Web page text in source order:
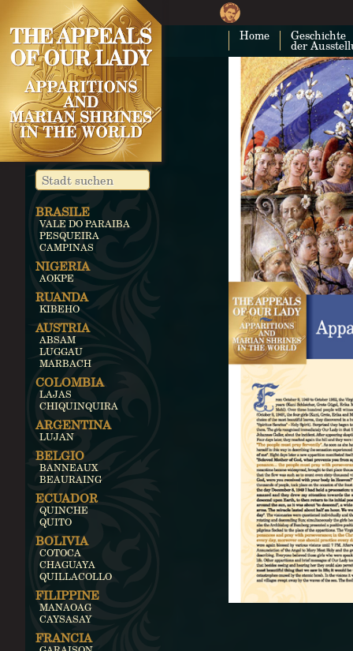
Home Geschichte
der
BRASILE
VALE DO PARAIBA
PESQUEIRA
CAMPINAS
NIGERIA
AOKPE
RUANDA
KIBEHO
AUSTRIA
ABSAM
LUGGAU
MARBACH
COLOMBIA
LAJAS
CHIQUINQUIRA
ARGENTINA
LUJAN
BELGIO
BANNEAUX
BEAURAING
ECUADOR
QUINCHE
QUITO
BOLIVIA
COTOCA
CHAGUAYA
QUILLACOLLO
FILIPPINE
MANAOAG
CAYSASAY
FRANCIA